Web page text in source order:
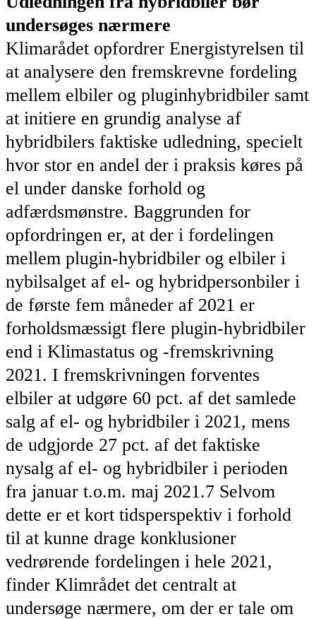
undersøges nærmere
Klimarådet opfordrer Energistyrelsen til
at analysere den fremskrevne fordeling
mellem elbiler og pluginhybridbiler samt
at initiere en grundig analyse af
hybridbilers faktiske udledning, specielt
hvor stor en andel der i praksis køres på
el under danske forhold og
adfærdsmønstre. Baggrunden for
opfordringen er, at der i fordelingen
mellem plugin-hybridbiler og elbiler i
nybilsalget af el- og hybridpersonbiler i
de første fem måneder af 2021 er
forholdsmæssigt flere plugin-hybridbiler
end i Klimastatus og -fremskrivning
2021. I fremskrivningen forventes
elbiler at udgøre 60 pct. af det samlede
salg af el- og hybridbiler i 2021, mens
de udgjorde 27 pct. af det faktiske
nysalg af el- og hybridbiler i perioden
fra januar t.o.m. maj 2021.7 Selvom
dette er et kort tidsperspektiv i forhold
til at kunne drage konklusioner
vedrørende fordelingen i hele 2021,
finder Klimrådet det centralt at
undersøge nærmere, om der er tale om